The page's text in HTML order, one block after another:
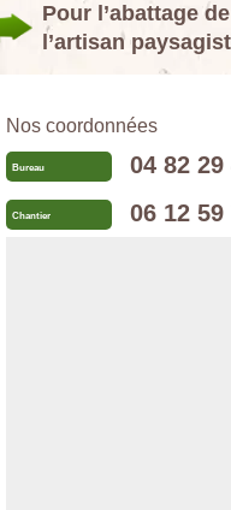
Pour l’abattage
l’artisan
Nos coordonnées
Bureau 04 82 29
Chantier 06 12 59